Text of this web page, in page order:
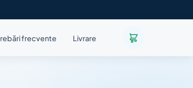
frecvente Livrare